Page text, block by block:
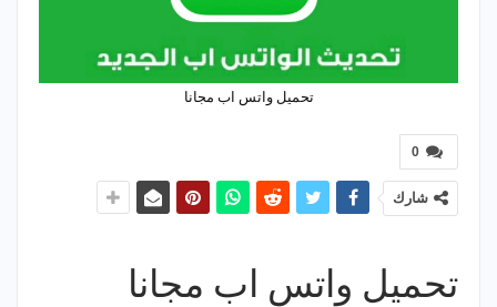
تحميل واتس اب مجانا
0
شارك
تحميل واتس اب مجانا